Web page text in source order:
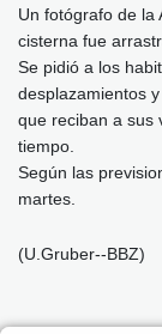
Un fotógrafo de la
cisterna fue
Se pidió a los
desplazamientos
que reciban a sus
tiempo.
Según las
martes.
(U.Gruber--BBZ)